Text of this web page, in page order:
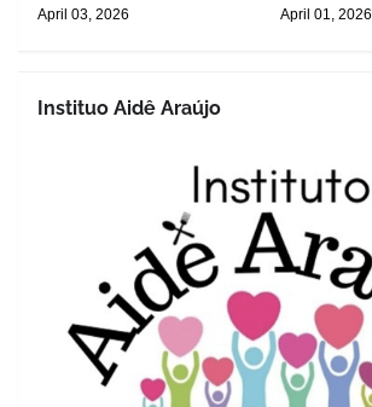
April 03, 2026 April 01, 2026
Instituo Aidê Araújo